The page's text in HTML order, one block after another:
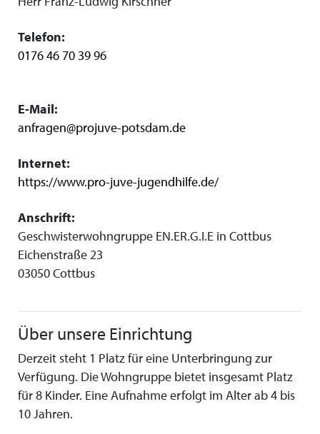
Telefon:
0176 46 70 39 96
E-Mail:
anfragen@projuve-potsdam.de
Internet:
https://www.pro-juve-jugendhilfe.de/
Anschrift:
Geschwisterwohngruppe EN.ER.G.I.E in Cottbus
Eichenstraße 23
03050 Cottbus
Über unsere Einrichtung
Derzeit steht 1 Platz für eine Unterbringung zur
Verfügung. Die Wohngruppe bietet insgesamt Platz
für 8 Kinder. Eine Aufnahme erfolgt im Alter ab 4 bis
10 Jahren.